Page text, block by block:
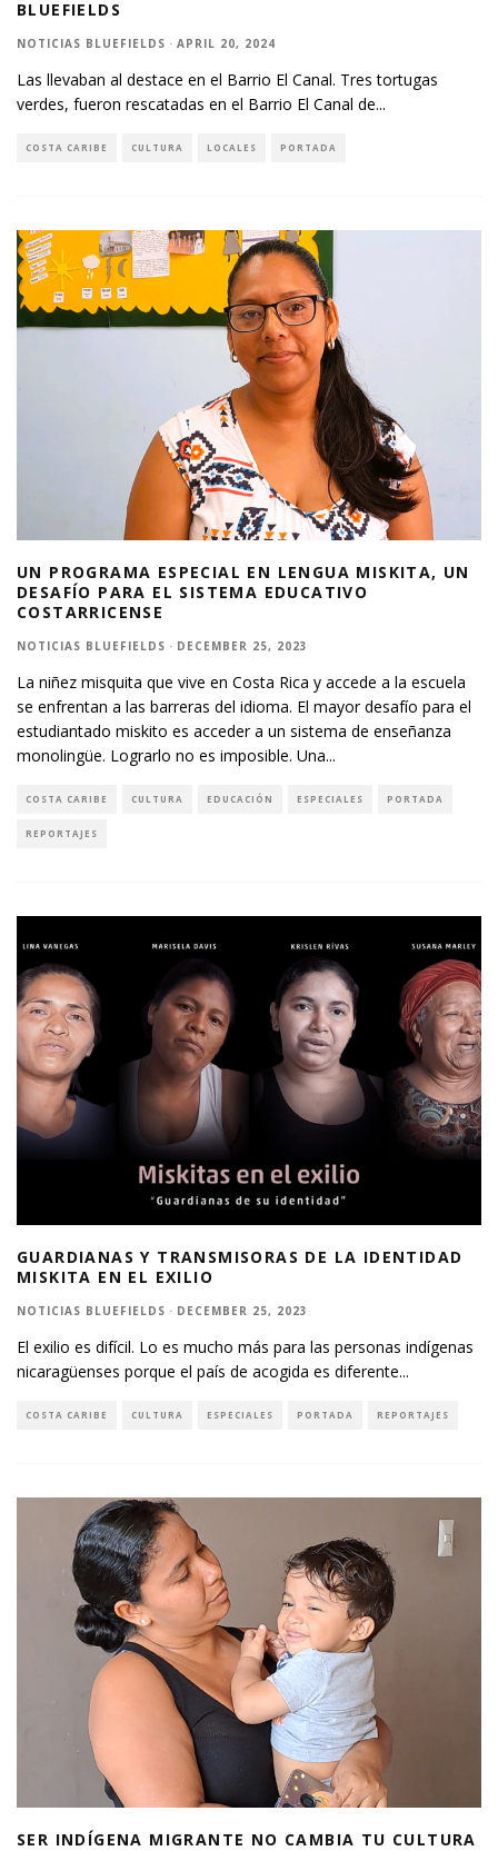
BLUEFIELDS
NOTICIAS BLUEFIELDS · APRIL 20, 2024
Las llevaban al destace en el Barrio El Canal. Tres tortugas
verdes, fueron rescatadas en el Barrio El Canal de...
COSTA CARIBE CULTURA LOCALES PORTADA
UN PROGRAMA ESPECIAL EN LENGUA MISKITA, UN
DESAFÍO PARA EL SISTEMA EDUCATIVO
COSTARRICENSE
NOTICIAS BLUEFIELDS · DECEMBER 25, 2023
La niñez misquita que vive en Costa Rica y accede a la escuela
se enfrentan a las barreras del idioma. El mayor desafío para el
estudiantado miskito es acceder a un sistema de enseñanza
monolingüe. Lograrlo no es imposible. Una...
COSTA CARIBE CULTURA EDUCACIÓN ESPECIALES PORTADA
REPORTAJES
GUARDIANAS Y TRANSMISORAS DE LA IDENTIDAD
MISKITA EN EL EXILIO
NOTICIAS BLUEFIELDS · DECEMBER 25, 2023
El exilio es difícil. Lo es mucho más para las personas indígenas
nicaragüenses porque el país de acogida es diferente...
COSTA CARIBE CULTURA ESPECIALES PORTADA REPORTAJES
SER INDÍGENA MIGRANTE NO CAMBIA TU CULTURA